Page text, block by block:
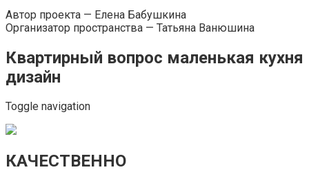
Автор проекта — Елена Бабушкина
Организатор пространства — Татьяна Ванюшина
Квартирный вопрос маленькая кухня
дизайн
Toggle navigation
КАЧЕСТВЕННО